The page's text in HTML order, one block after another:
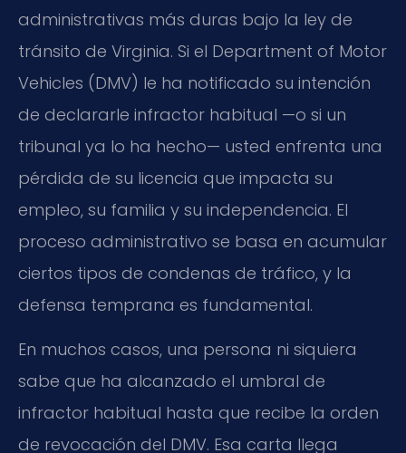
administrativas más duras bajo la ley de
tránsito de Virginia. Si el Department of Motor
Vehicles (DMV) le ha notificado su intención
de declararle infractor habitual —o si un
tribunal ya lo ha hecho— usted enfrenta una
pérdida de su licencia que impacta su
empleo, su familia y su independencia. El
proceso administrativo se basa en acumular
ciertos tipos de condenas de tráfico, y la
defensa temprana es fundamental.
En muchos casos, una persona ni siquiera
sabe que ha alcanzado el umbral de
infractor habitual hasta que recibe la orden
de revocación del DMV. Esa carta llega